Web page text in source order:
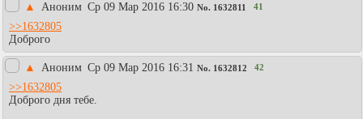
▲ Аноним Ср 09 Мар 2016 16:30 No. 1632811 41
>>1632805
Доброго
▲ Аноним Ср 09 Мар 2016 16:31 No. 1632812 42
>>1632805
Доброго дня тебе.